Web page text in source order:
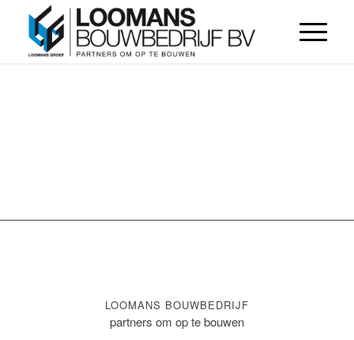
LOOMANS BOUWBEDRIJF
partners om op te bouwen